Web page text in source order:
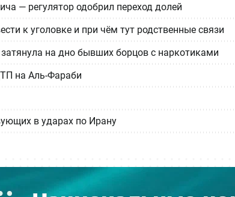
— регулятор одобрил переход долей
к уголовке и при чём тут родственные связи
на дно бывших борцов с наркотиками
на Аль-Фараби
в ударах по Ирану